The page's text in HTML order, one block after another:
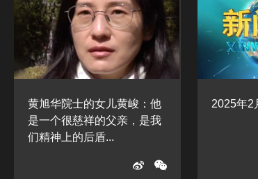
黄旭华院士的女儿黄峻：他
是一个很慈祥的父亲，是我
们精神上的后盾...
2025年2